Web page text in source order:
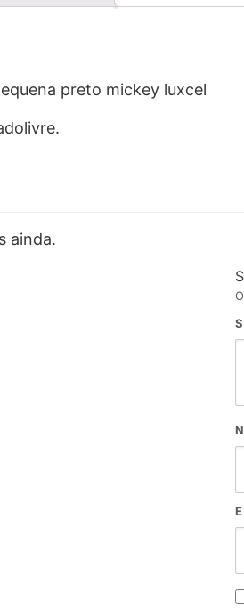
preto mickey luxcel
ainda.